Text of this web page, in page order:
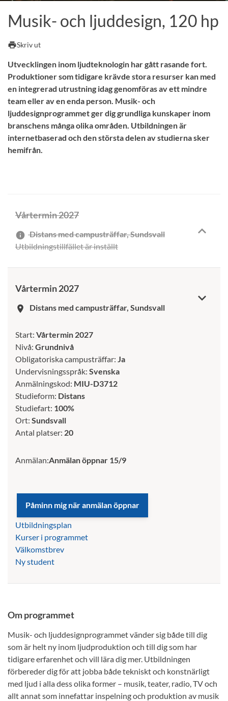
Musik- och ljuddesign, 120 hp
printSkriv ut
Utvecklingen inom ljudteknologin har gått rasande fort.
Produktioner som tidigare krävde stora resurser kan med
en integrerad utrustning idag genomföras av ett mindre
team eller av en enda person. Musik- och
ljuddesignprogrammet ger dig grundliga kunskaper inom
branschens många olika områden. Utbildningen är
internetbaserad och den största delen av studierna sker
hemifrån.
Vårtermin 2027
info
Distans med campusträffar, Sundsvall
Utbildningstillfället är inställt
Vårtermin 2027
room Distans med campusträffar, Sundsvall
Start: Vårtermin 2027
Nivå: Grundnivå
Obligatoriska campusträffar: Ja
Undervisningsspråk: Svenska
Anmälningskod: MIU-D3712
Studieform: Distans
Studiefart: 100%
Ort: Sundsvall
Antal platser: 20
Anmälan:Anmälan öppnar 15/9
Utbildningsplan
Kurser i programmet
Välkomstbrev
Ny student
Om programmet
Musik- och ljuddesignprogrammet vänder sig både till dig
som är helt ny inom ljudproduktion och till dig som har
tidigare erfarenhet och vill lära dig mer. Utbildningen
förbereder dig för att jobba både tekniskt och konstnärligt
med ljud i alla dess olika former – musik, teater, radio, TV och
allt annat som innefattar inspelning och produktion av musik